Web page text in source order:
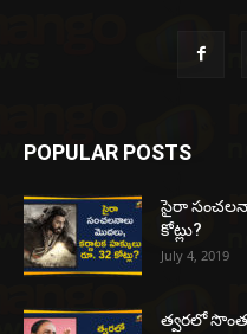
POPULAR POSTS
సైరా
కోట్లు?
July 4, 2019
త్వరలో సొంత